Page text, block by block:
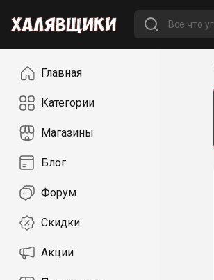
НавигацияГлавная
Категории
Магазины
Блог
Форум
Скидки
Акции